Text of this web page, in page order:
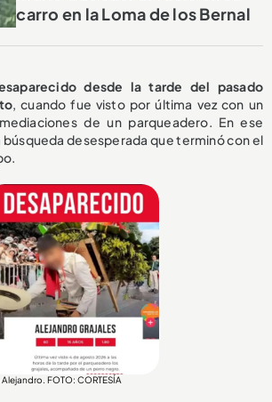
carro en la Loma de los Bernal
desde la tarde del pasado
, cuando fue visto por última vez con un
de un parqueadero. En ese
desesperada que terminó con el
FOTO: CORTESÍA